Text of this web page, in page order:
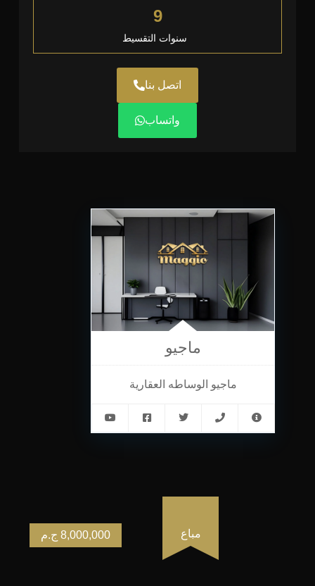
9
سنوات التقسيط
واتساب
اتصل بنا
مباع 8,000,000 ج.م
ماجيو
ماجيو الوساطه العقارية